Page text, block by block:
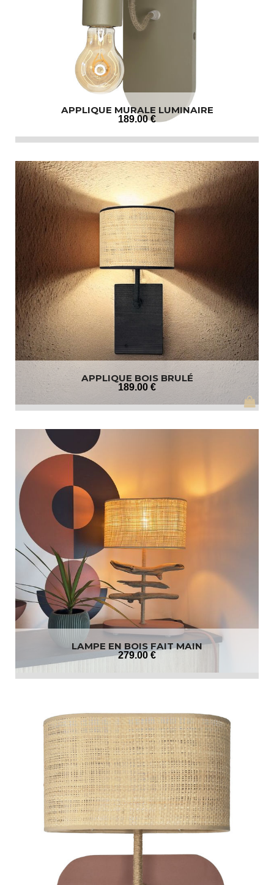
APPLIQUE MURALE LUMINAIRE
189.00 €
APPLIQUE BOIS BRULÉ
189.00 €
LAMPE EN BOIS FAIT MAIN
279.00 €